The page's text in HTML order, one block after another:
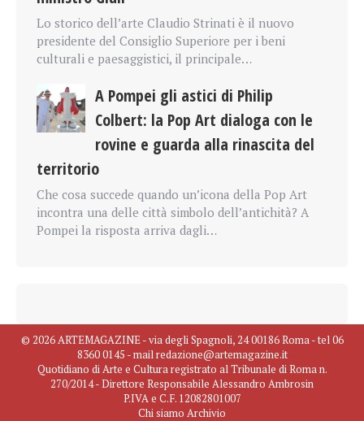
Lo storico dell’arte Claudio Strinati è il nuovo
presidente del Consiglio Superiore per i beni
culturali e paesaggistici, il principale…
A Pompei gli astici di Philip
Colbert: la Pop Art dialoga con le
rovine e guarda alla rinascita del
territorio
Che cosa succede quando un’icona della Pop Art
incontra una delle città simbolo dell’antichità? A
Pompei la risposta arriva dagli…
© 2026 ARTEMAGAZINE - via degli Spagnoli, 24 00186 Roma - tel 06
8360 0145 - mail redazione@artemagazine.it
Quotidiano di Arte e Cultura registrato al Tribunale di Roma n.
270/2014 - Direttore Responsabile Alessandro Ambrosin
P.IVA e C.F. 12082801007
Chi siamo Archivio